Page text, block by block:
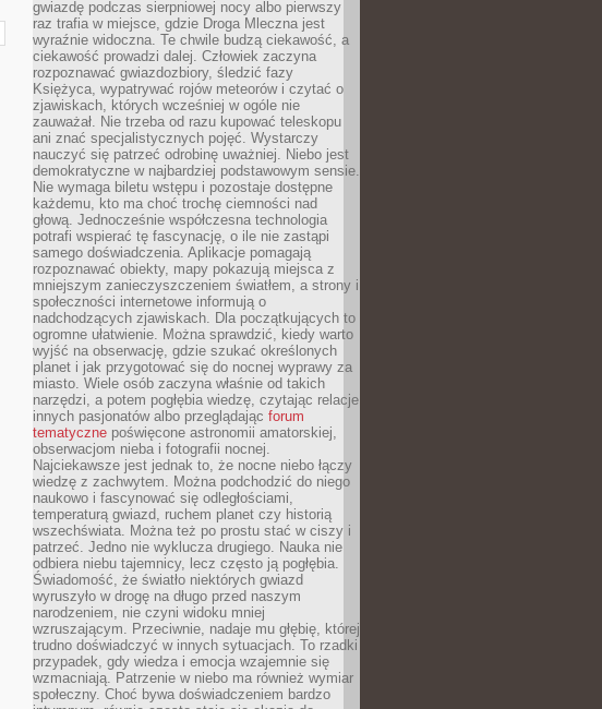
gwiazdę podczas sierpniowej nocy albo pierwszy
raz trafia w miejsce, gdzie Droga Mleczna jest
wyraźnie widoczna. Te chwile budzą ciekawość, a
ciekawość prowadzi dalej. Człowiek zaczyna
rozpoznawać gwiazdozbiory, śledzić fazy
Księżyca, wypatrywać rojów meteorów i czytać o
zjawiskach, których wcześniej w ogóle nie
zauważał. Nie trzeba od razu kupować teleskopu
ani znać specjalistycznych pojęć. Wystarczy
nauczyć się patrzeć odrobinę uważniej. Niebo jest
demokratyczne w najbardziej podstawowym sensie.
Nie wymaga biletu wstępu i pozostaje dostępne
każdemu, kto ma choć trochę ciemności nad
głową. Jednocześnie współczesna technologia
potrafi wspierać tę fascynację, o ile nie zastąpi
samego doświadczenia. Aplikacje pomagają
rozpoznawać obiekty, mapy pokazują miejsca z
mniejszym zanieczyszczeniem światłem, a strony i
społeczności internetowe informują o
nadchodzących zjawiskach. Dla początkujących to
ogromne ułatwienie. Można sprawdzić, kiedy warto
wyjść na obserwację, gdzie szukać określonych
planet i jak przygotować się do nocnej wyprawy za
miasto. Wiele osób zaczyna właśnie od takich
narzędzi, a potem pogłębia wiedzę, czytając relacje
innych pasjonatów albo przeglądając forum
tematyczne poświęcone astronomii amatorskiej,
obserwacjom nieba i fotografii nocnej.
Najciekawsze jest jednak to, że nocne niebo łączy
wiedzę z zachwytem. Można podchodzić do niego
naukowo i fascynować się odległościami,
temperaturą gwiazd, ruchem planet czy historią
wszechświata. Można też po prostu stać w ciszy i
patrzeć. Jedno nie wyklucza drugiego. Nauka nie
odbiera niebu tajemnicy, lecz często ją pogłębia.
Świadomość, że światło niektórych gwiazd
wyruszyło w drogę na długo przed naszym
narodzeniem, nie czyni widoku mniej
wzruszającym. Przeciwnie, nadaje mu głębię, której
trudno doświadczyć w innych sytuacjach. To rzadki
przypadek, gdy wiedza i emocja wzajemnie się
wzmacniają. Patrzenie w niebo ma również wymiar
społeczny. Choć bywa doświadczeniem bardzo